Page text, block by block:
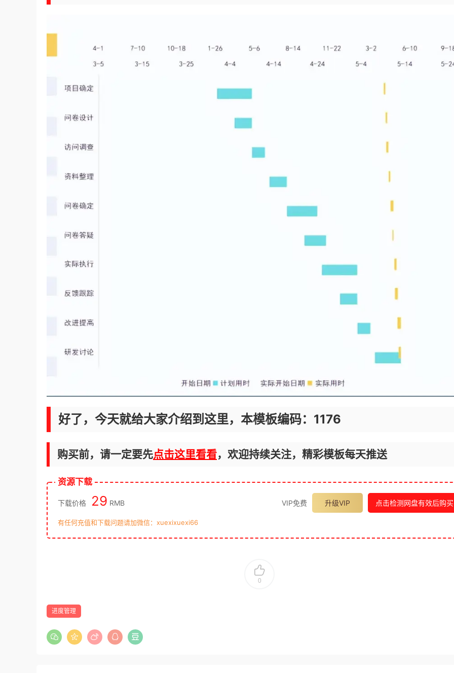
好了，今天就给大家介绍到这里，本模板编码：1176
购买前，请一定要先点击这里看看，欢迎持续关注，精彩模板每天推送
资源下载
下载价格 29 RMB VIP免费 升级VIP 点击检测网盘有效后购买
有任何充值和下载问题请加微信：xuexixuexi66
0
进度管理